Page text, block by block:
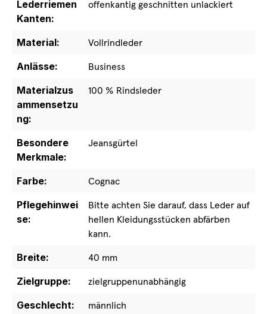
Lederriemen
Kanten:
offenkantig geschnitten unlackiert
Material:
Vollrindleder
Anlässe:
Business
Materialzus
ammensetzu
ng:
100 % Rindsleder
Besondere
Merkmale:
Jeansgürtel
Farbe:
Cognac
Pflegehinwei
se:
Bitte achten Sie darauf, dass Leder auf
hellen Kleidungsstücken abfärben
kann.
Breite:
40 mm
Zielgruppe:
zielgruppenunabhängig
Geschlecht:
männlich